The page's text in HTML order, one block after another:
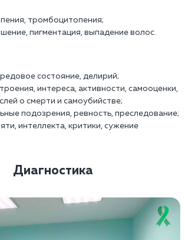
тромбоцитопения;
пигментация, выпадение волос.
состояние, делирий;
интереса, активности, самооценки,
о смерти и самоубийстве;
подозрения, ревность, преследование;
интеллекта, критики, сужение
Диагностика